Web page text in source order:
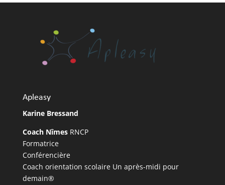
Apleasy
Karine Bressand
Coach NîmesRNCP
Formatrice
Conférencière
Coach orientation scolaire Un après-midi pour
demain®